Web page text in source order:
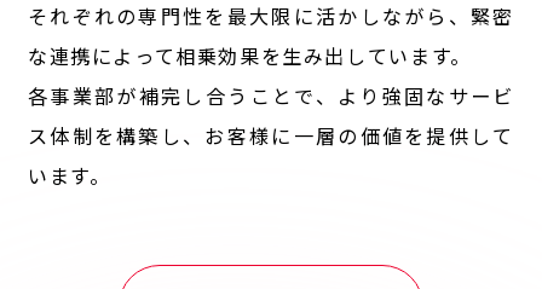
それぞれの専門性を最大限に活かしながら、緊密
な連携によって相乗効果を生み出しています。
各事業部が補完し合うことで、より強固なサービ
ス体制を構築し、お客様に一層の価値を提供して
います。